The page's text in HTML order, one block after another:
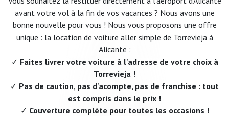
avant votre vol à la fin de vos vacances ? Nous avons une
bonne nouvelle pour vous ! Nous vous proposons une offre
unique : la location de voiture aller simple de Torrevieja à
Alicante :
✓ Faites livrer votre voiture à l'adresse de votre choix à
Torrevieja !
✓ Pas de caution, pas d'acompte, pas de franchise : tout
est compris dans le prix !
✓ Couverture complète pour toutes les occasions !